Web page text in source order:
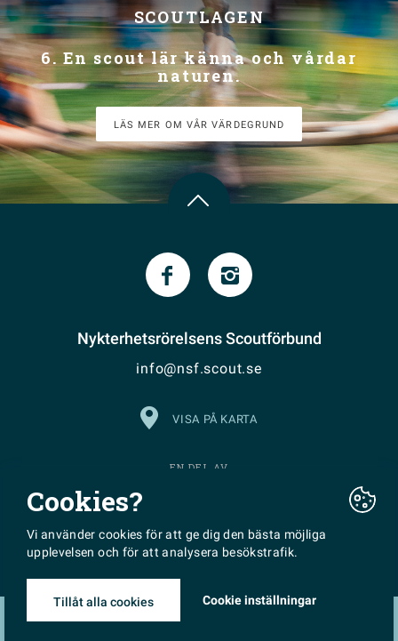
SCOUTLAGEN
6. En scout lär känna och vårdar
naturen.
LÄS MER OM VÅR VÄRDEGRUND
Nykterhetsrörelsens Scoutförbund
info@nsf.scout.se
VISA PÅ KARTA
EN DEL AV
Made with♥byWONDERFOUR
Cookies?
Vi använder cookies för att ge dig den bästa möjliga
upplevelsen och för att analysera besökstrafik.
Tillåt alla cookies Cookie inställningar